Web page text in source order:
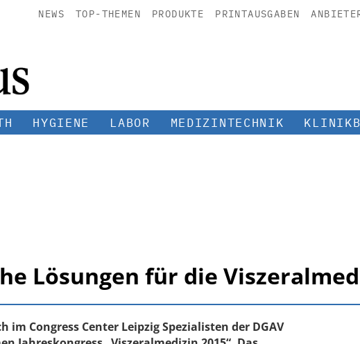
NEWS TOP-THEMEN PRODUKTE PRINTAUSGABEN
HYGIENE LABOR MEDIZINTECHNIK
Lösungen für die
im Congress Center Leipzig Spezialisten der DGAV